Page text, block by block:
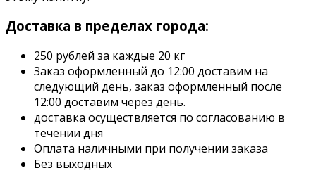
Доставка в пределах города:
250 рублей за каждые 20 кг
Заказ оформленный до 12:00 доставим на
следующий день, заказ оформленный после
12:00 доставим через день.
доставка осуществляется по согласованию в
течении дня
Оплата наличными при получении заказа
Без выходных